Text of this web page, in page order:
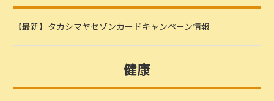
【最新】タカシマヤセゾンカードキャンペーン情報
健康